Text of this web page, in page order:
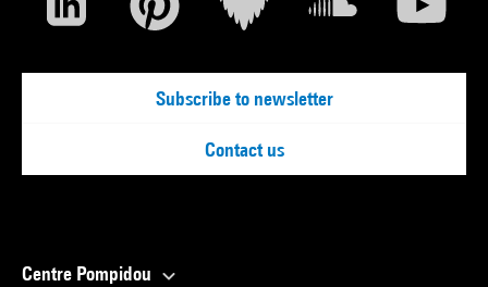
Subscribe to newsletter
Contact us
Centre Pompidou